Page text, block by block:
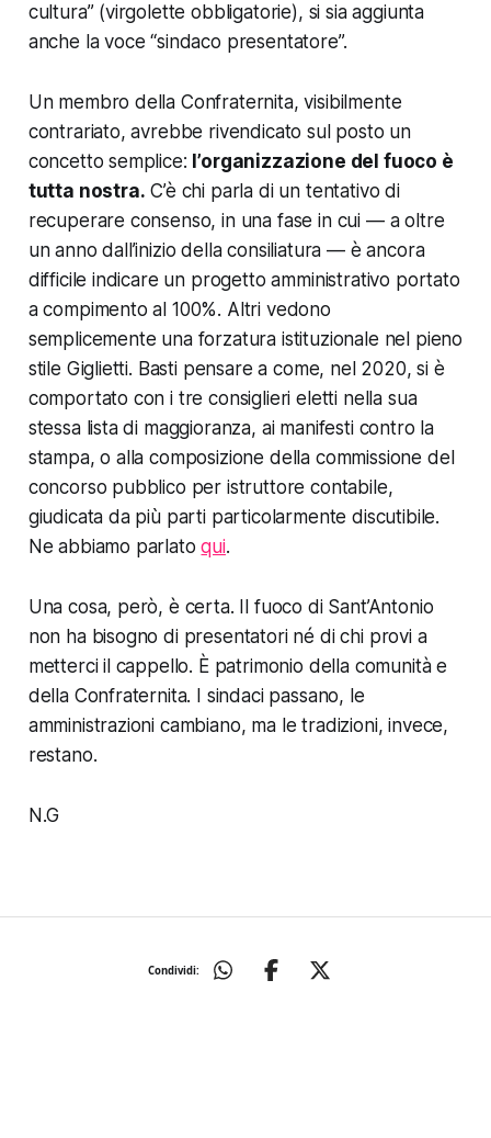
cultura” (virgolette obbligatorie), si sia aggiunta
anche la voce “sindaco presentatore”.
Un membro della Confraternita, visibilmente
contrariato, avrebbe rivendicato sul posto un
concetto semplice: l’organizzazione del fuoco è
tutta nostra. C’è chi parla di un tentativo di
recuperare consenso, in una fase in cui — a oltre
un anno dall’inizio della consiliatura — è ancora
difficile indicare un progetto amministrativo portato
a compimento al 100%. Altri vedono
semplicemente una forzatura istituzionale nel pieno
stile Giglietti. Basti pensare a come, nel 2020, si è
comportato con i tre consiglieri eletti nella sua
stessa lista di maggioranza, ai manifesti contro la
stampa, o alla composizione della commissione del
concorso pubblico per istruttore contabile,
giudicata da più parti particolarmente discutibile.
Ne abbiamo parlatoqui.
Una cosa, però, è certa. Il fuoco di Sant’Antonio
non ha bisogno di presentatori né di chi provi a
metterci il cappello. È patrimonio della comunità e
della Confraternita. I sindaci passano, le
amministrazioni cambiano, ma le tradizioni, invece,
restano.
N.G
Condividi: